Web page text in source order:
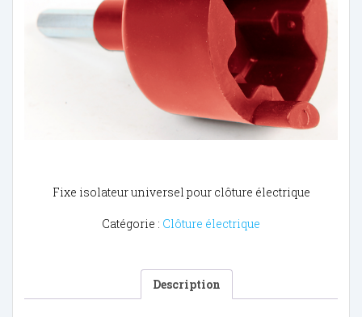
Fixe isolateur universel pour clôture électrique
Catégorie : Clôture électrique
Description